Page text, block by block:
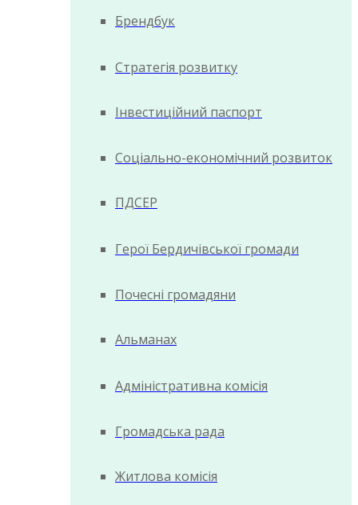
Брендбук
Стратегія розвитку
Інвестиційний паспорт
Соціально-економічний розвиток
ПДСЕР
Герої Бердичівської громади
Почесні громадяни
Альманах
Адміністративна комісія
Громадська рада
Житлова комісія